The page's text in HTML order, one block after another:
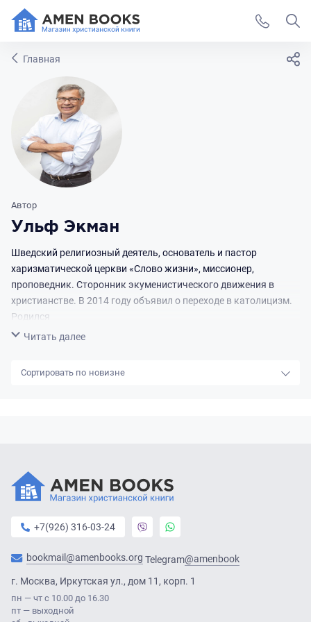
Главная
Автор
Ульф Экман
Шведский религиозный деятель, основатель и пастор
харизматической церкви «Слово жизни», миссионер,
проповедник. Сторонник экуменистического движения в
христианстве. В 2014 году объявил о переходе в католицизм.
Родился
8 декабря 1950 г. (71 год),
Свернуть
Читать далее
новизне
+7(926) 316-03-24
bookmail@amenbooks.org Telegram@amenbook
г. Москва, Иркутская ул., дом 11, корп. 1
пн — чт с 10.00 до 16.30
пт — выходной